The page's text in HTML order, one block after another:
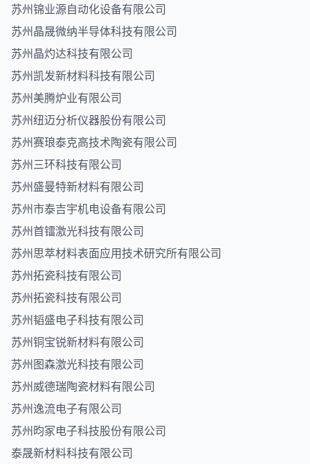
苏州锦业源自动化设备有限公司
苏州晶晟微纳半导体科技有限公司
苏州晶灼达科技有限公司
苏州凯发新材料科技有限公司
苏州美腾炉业有限公司
苏州纽迈分析仪器股份有限公司
苏州赛琅泰克高技术陶瓷有限公司
苏州三环科技有限公司
苏州盛曼特新材料有限公司
苏州市泰吉宇机电设备有限公司
苏州首镭激光科技有限公司
苏州思萃材料表面应用技术研究所有限公司
苏州拓瓷科技有限公司
苏州拓瓷科技有限公司
苏州韬盛电子科技有限公司
苏州铜宝锐新材料有限公司
苏州图森激光科技有限公司
苏州威德瑞陶瓷材料有限公司
苏州逸流电子有限公司
苏州昀冢电子科技股份有限公司
泰晟新材料科技有限公司